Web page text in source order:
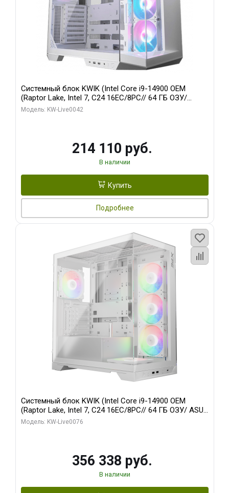
Системный блок KWIK (Intel Core i9-14900 OEM
(Raptor Lake, Intel 7, C24 16EC/8PC// 64 ГБ ОЗУ/
Gigabyte RTX5060 WINDFORCE MAX OC 8GB GDDR7
Модель: KW-Live0042
214 110 руб.
В наличии
Купить
Подробнее
Системный блок KWIK (Intel Core i9-14900 OEM
(Raptor Lake, Intel 7, C24 16EC/8PC// 64 ГБ ОЗУ/ ASUS
RTX5080 PRIME EVO OC 16GB GDDR7 256bit 3xDP
Модель: KW-Live0076
356 338 руб.
В наличии